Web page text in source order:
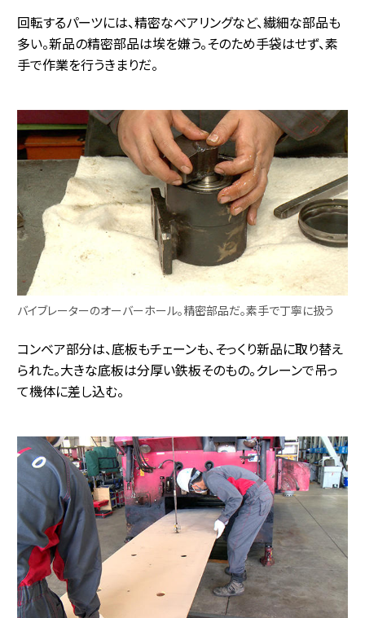
回転するパーツには、精密なベアリングなど、繊細な部品も
多い。新品の精密部品は埃を嫌う。そのため手袋はせず、素
手で作業を行うきまりだ。
バイブレーターのオーバーホール。精密部品だ。素手で丁寧に扱う
コンベア部分は、底板もチェーンも、そっくり新品に取り替え
られた。大きな底板は分厚い鉄板そのもの。クレーンで吊っ
て機体に差し込む。